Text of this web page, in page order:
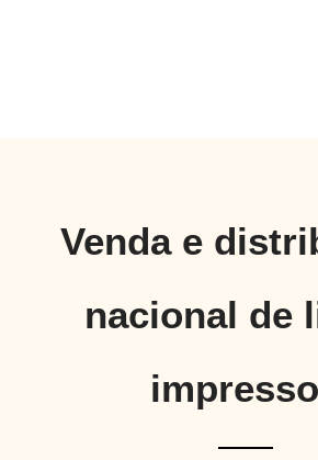
Venda e
nacional de